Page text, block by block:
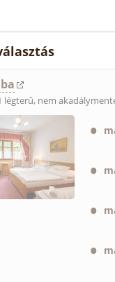
légterű, nem